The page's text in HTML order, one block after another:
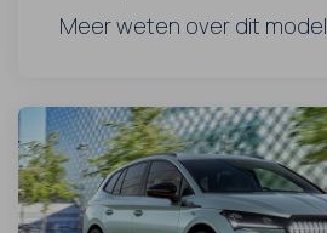
Meer weten over dit model